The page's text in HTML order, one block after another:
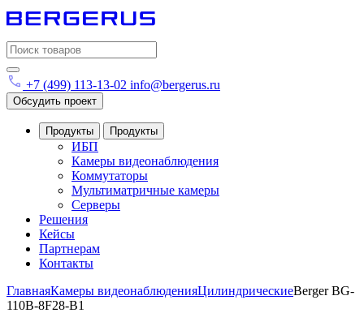
Search
for:
+7 (499) 113-13-02 info@bergerus.ru
Обсудить проект
Продукты Продукты
ИБП
Камеры видеонаблюдения
Коммутаторы
Мультиматричные камеры
Серверы
Решения
Кейсы
Партнерам
Контакты
ГлавнаяКамеры видеонаблюденияЦилиндрическиеBerger BG-
110B-8F28-B1